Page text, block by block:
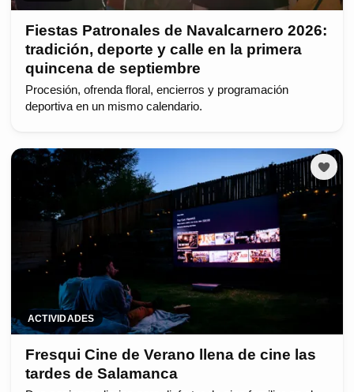
Fiestas Patronales de Navalcarnero 2026:
tradición, deporte y calle en la primera
quincena de septiembre
Procesión, ofrenda floral, encierros y programación
deportiva en un mismo calendario.
ACTIVIDADES
Fresqui Cine de Verano llena de cine las
tardes de Salamanca